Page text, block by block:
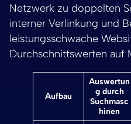
Netzwerk zu doppelten
interner Verlinkung und
leistungsschwache
Durchschnittswerten auf
Aufbau
Auswertun
g durch
Suchmasc
hinen